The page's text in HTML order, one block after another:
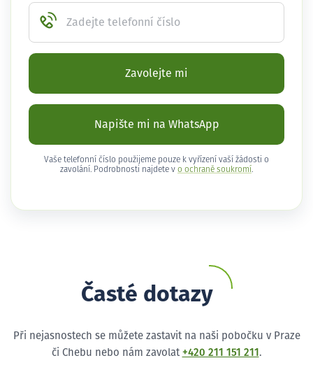
Zadejte telefonní číslo
Zavolejte mi
Napište mi na WhatsApp
Vaše telefonní číslo použijeme pouze k vyřízení vaší žádosti o
zavolání. Podrobnosti najdete v o ochraně soukromí .
Časté dotazy
Při nejasnostech se můžete zastavit na naši pobočku v Praze
či Chebu nebo nám zavolat +420 211 151 211 .